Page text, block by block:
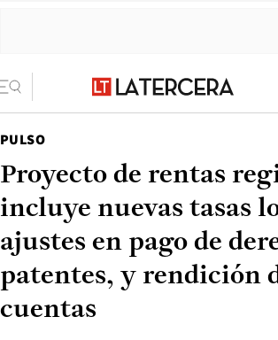
PULSO
Proyecto de rentas
incluye nuevas tasas
ajustes en pago de
patentes, y rendición
cuentas